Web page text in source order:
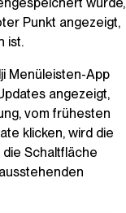
Punkt angezeigt,
ist.
Menüleisten-App
angezeigt,
vom frühesten
klicken, wird die
Schaltfläche